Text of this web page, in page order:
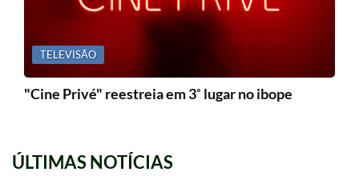
TELEVISÃO
"Cine Privé" reestreia em 3˚ lugar no ibope
ÚLTIMAS NOTÍCIAS